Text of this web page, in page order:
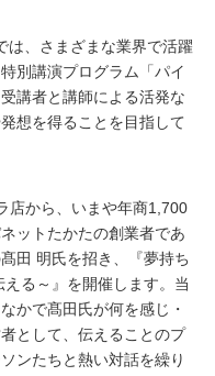
は、さまざまな業界で活躍
別講演プログラム「パイ
講者と講師による活発な
想を得ることを目指して
店から、いまや年商1,700
ットたかたの創業者であ
田 明氏を招き、『夢持ち
る～』を開催します。当
かで髙田氏が何を感じ・
として、伝えることのプ
ンたちと熱い対話を繰り